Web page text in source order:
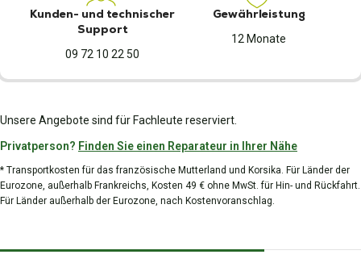
Kunden- und technischer
Support
09 72 10 22 50
Gewährleistung
12 Monate
Unsere Angebote sind für Fachleute reserviert.
Privatperson? Finden Sie einen Reparateur in Ihrer Nähe
* Transportkosten für das französische Mutterland und Korsika. Für Länder der
Eurozone, außerhalb Frankreichs, Kosten 49 € ohne MwSt. für Hin- und Rückfahrt.
Für Länder außerhalb der Eurozone, nach Kostenvoranschlag.